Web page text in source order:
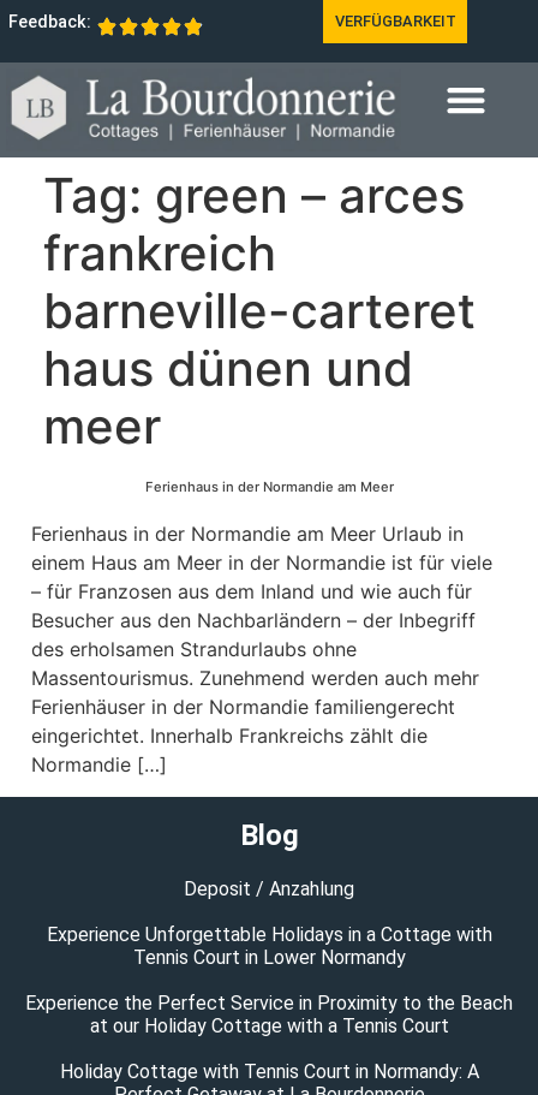
Feedback: VERFÜGBARKEIT
Tag: green – arces
frankreich
barneville-carteret
haus dünen und
meer
Ferienhaus in der Normandie am Meer
Ferienhaus in der Normandie am Meer Urlaub in
einem Haus am Meer in der Normandie ist für viele
– für Franzosen aus dem Inland und wie auch für
Besucher aus den Nachbarländern – der Inbegriff
des erholsamen Strandurlaubs ohne
Massentourismus. Zunehmend werden auch mehr
Ferienhäuser in der Normandie familiengerecht
eingerichtet. Innerhalb Frankreichs zählt die
Normandie […]
Blog
Deposit / Anzahlung
Experience Unforgettable Holidays in a Cottage with
Tennis Court in Lower Normandy
Experience the Perfect Service in Proximity to the Beach
at our Holiday Cottage with a Tennis Court
Holiday Cottage with Tennis Court in Normandy: A